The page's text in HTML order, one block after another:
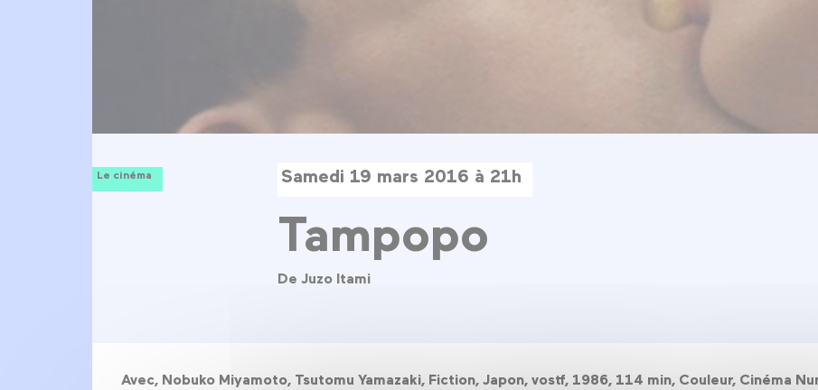
Le cinéma Samedi 19 mars 2016 à 21h
Tampopo
De Juzo Itami
Avec, Nobuko Miyamoto, Tsutomu Yamazaki, Fiction, Japon, vostf, 1986, 114 min, Couleur, Cinéma